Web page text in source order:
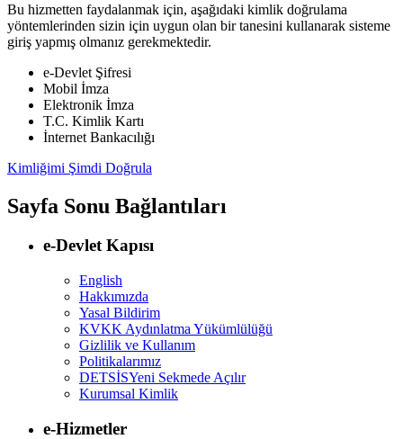
Bu hizmetten faydalanmak için, aşağıdaki kimlik doğrulama
yöntemlerinden sizin için uygun olan bir tanesini kullanarak sisteme
giriş yapmış olmanız gerekmektedir.
e-Devlet Şifresi
Mobil İmza
Elektronik İmza
T.C. Kimlik Kartı
İnternet Bankacılığı
Kimliğimi Şimdi Doğrula
Sayfa Sonu Bağlantıları
e-Devlet Kapısı
English
Hakkımızda
Yasal Bildirim
KVKK Aydınlatma Yükümlülüğü
Gizlilik ve Kullanım
Politikalarımız
DETSİSYeni Sekmede Açılır
Kurumsal Kimlik
e-Hizmetler